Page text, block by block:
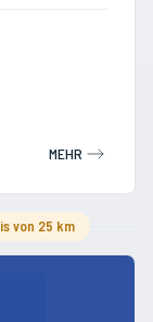
MEHR
von 25 km